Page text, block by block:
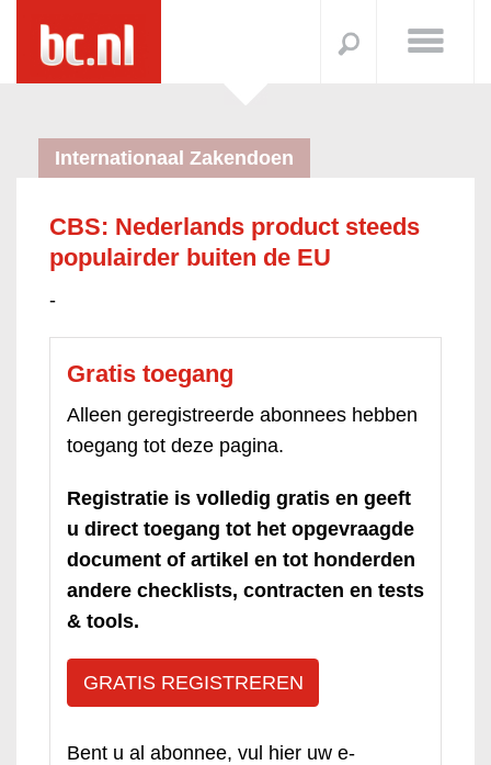
Internationaal Zakendoen
CBS: Nederlands product steeds
populairder buiten de EU
-
Gratis toegang
Alleen geregistreerde abonnees hebben
toegang tot deze pagina.
Registratie is volledig gratis en geeft
u direct toegang tot het opgevraagde
document of artikel en tot honderden
andere checklists, contracten en tests
& tools.
GRATIS REGISTREREN
Bent u al abonnee, vul hier uw e-